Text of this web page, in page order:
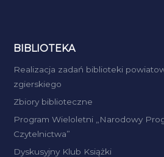
BIBLIOTEKA
Realizacja zadań biblioteki
zgierskiego
Zbiory biblioteczne
Program Wieloletni „Narodowy
Czytelnictwa”
Dyskusyjny Klub Książki